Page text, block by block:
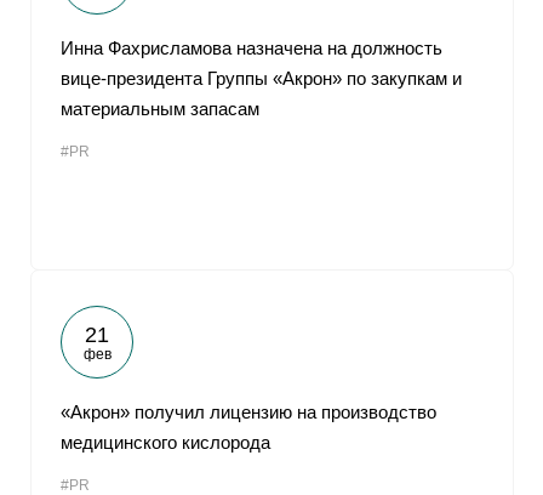
Инна Фахрисламова назначена на должность
вице-президента Группы «Акрон» по закупкам и
материальным запасам
#PR
21
фев
«Акрон» получил лицензию на производство
медицинского кислорода
#PR